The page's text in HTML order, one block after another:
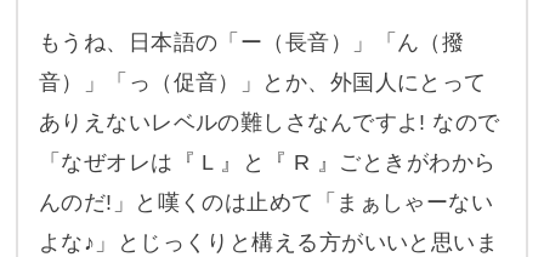
もうね、日本語の「ー（長音）」「ん（撥
音）」「っ（促音）」とか、外国人にとって
ありえないレベルの難しさなんですよ! なので
「なぜオレは『 L 』と『 R 』ごときがわから
んのだ!」と嘆くのは止めて「まぁしゃーない
よな♪」とじっくりと構える方がいいと思いま